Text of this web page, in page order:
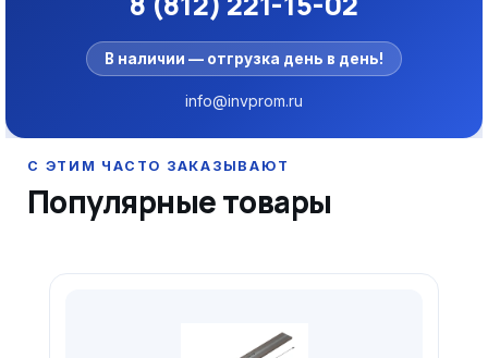
В наличии — отгрузка день в день!
info@invprom.ru
Популярные товары